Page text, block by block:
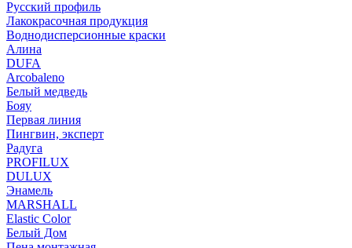
Русский профиль
Лакокрасочная продукция
Воднодисперсионные краски
Алина
DUFA
Arcobaleno
Белый медведь
Бояу
Первая линия
Пингвин, эксперт
Радуга
PROFILUX
DULUX
Энамель
MARSHALL
Elastic Color
Белый Дом